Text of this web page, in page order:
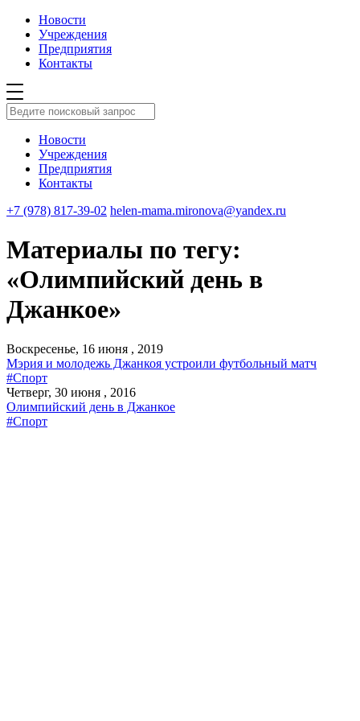
Новости
Учреждения
Предприятия
Контакты
Новости
Учреждения
Предприятия
Контакты
+7 (978) 817-39-02 helen-mama.mironova@yandex.ru
Материалы по тегу:
«Олимпийский день в
Джанкое»
Воскресенье, 16 июня , 2019
Мэрия и молодежь Джанкоя устроили футбольный матч
#Спорт
Четверг, 30 июня , 2016
Олимпийский день в Джанкое
#Спорт